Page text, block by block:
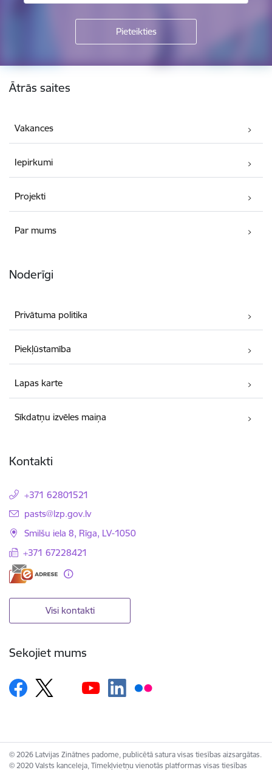
Kājene
Ātrās saites
Vakances
Iepirkumi
Projekti
Par mums
Noderīgi
Privātuma politika
Piekļūstamība
Lapas karte
Sīkdatņu izvēles maiņa
Kontakti
+371 62801521
E-pasts:
pasts@lzp.gov.lv
Smilšu iela 8, Rīga, LV-1050
+371 67228421
Visi kontakti
Sekojiet mums
© 2026 Latvijas Zinātnes padome, publicētā satura visas tiesības aizsargātas.
© 2020 Valsts kanceleja, Tīmekļvietņu vienotās platformas visas tiesības